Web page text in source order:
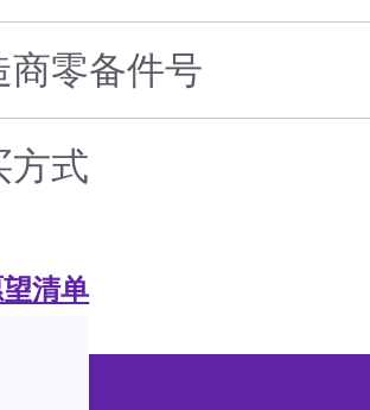
商零备件号
方式
清单